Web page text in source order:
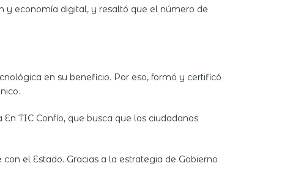
y economía digital, y resaltó que el número de
en su beneficio. Por eso, formó y certificó
TIC Confío, que busca que los ciudadanos
el Estado. Gracias a la estrategia de Gobierno